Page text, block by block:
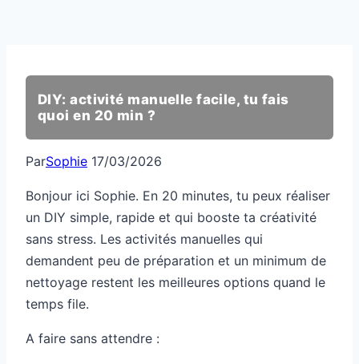
DIY: activité manuelle facile, tu fais
quoi en 20 min ?
ParSophie 17/03/2026
Bonjour ici Sophie. En 20 minutes, tu peux réaliser
un DIY simple, rapide et qui booste ta créativité
sans stress. Les activités manuelles qui
demandent peu de préparation et un minimum de
nettoyage restent les meilleures options quand le
temps file.
A faire sans attendre :